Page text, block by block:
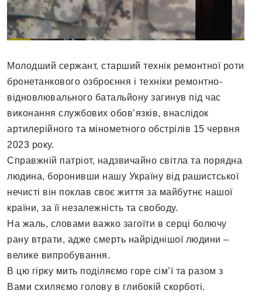
Молодший сержант, старший технік ремонтної роти
бронетанкового озброєння і техніки ремонтно-
відновлювального батальйону загинув під час
виконання службових обов’язків, внаслідок
артилерійного та мінометного обстрілів 15 червня
2023 року.
Справжній патріот, надзвичайно світла та порядна
людина, боронивши нашу Україну від рашистської
нечисті він поклав своє життя за майбутнє нашої
країни, за її незалежність та свободу.
На жаль, словами важко загоїти в серці болючу
рану втрати, адже смерть найріднішої людини –
велике випробування.
В цю гірку мить поділяємо горе сім’ї та разом з
Вами схиляємо голову в глибокій скорботі.